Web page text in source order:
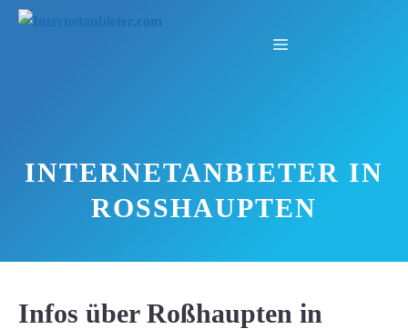
Zum
Menü
INTERNETANBIETER IN
ROSSHAUPTEN
Infos über Roßhaupten in